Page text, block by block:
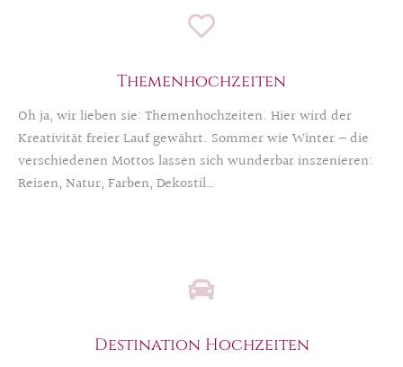
Themenhochzeiten
Oh ja, wir lieben sie: Themenhochzeiten. Hier wird der
Kreativität freier Lauf gewährt. Sommer wie Winter – die
verschiedenen Mottos lassen sich wunderbar inszenieren:
Reisen, Natur, Farben, Dekostil…
Destination Hochzeiten